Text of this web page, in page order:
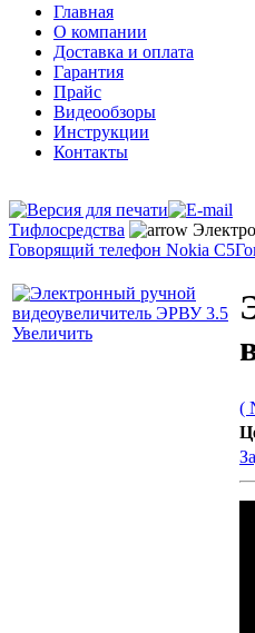
Главная
О компании
Доставка и оплата
Гарантия
Прайс
Видеообзоры
Инструкции
Контакты
Тифлосредства
Говорящий телефон Nokia C5
Увеличить
(